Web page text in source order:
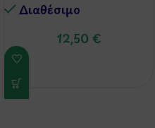
Διαθέσιμo
12,50 €